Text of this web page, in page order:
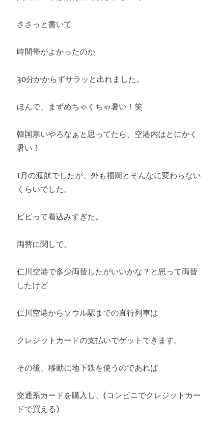
ささっと書いて
時間帯がよかったのか
30分かからずサラッと出れました。
ほんで、まずめちゃくちゃ暑い！笑
韓国寒いやろなぁと思ってたら、空港内はとにかく
暑い！
1月の渡航でしたが、外も福岡とそんなに変わらない
くらいでした。
ビビって着込みすぎた。
両替に関して。
仁川空港で多少両替したがいいかな？と思って両替
したけど
仁川空港からソウル駅までの直行列車は
クレジットカードの支払いでゲットできます。
その後、移動に地下鉄を使うのであれば
交通系カードを購入し、(コンビニでクレジットカー
ドで買える)